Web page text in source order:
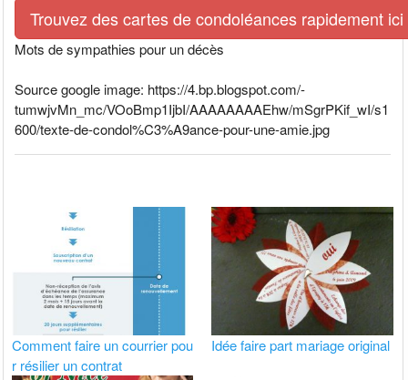
Trouvez des cartes de condoléances rapidement ici
Mots de sympathies pour un décès
Source google image: https://4.bp.blogspot.com/-
tumwjvMn_mc/VOoBmp1IjbI/AAAAAAAAEhw/mSgrPKif_wI/s1
600/texte-de-condol%C3%A9ance-pour-une-amie.jpg
Comment faire un courrier pou
r résilier un contrat
Idée faire part mariage original